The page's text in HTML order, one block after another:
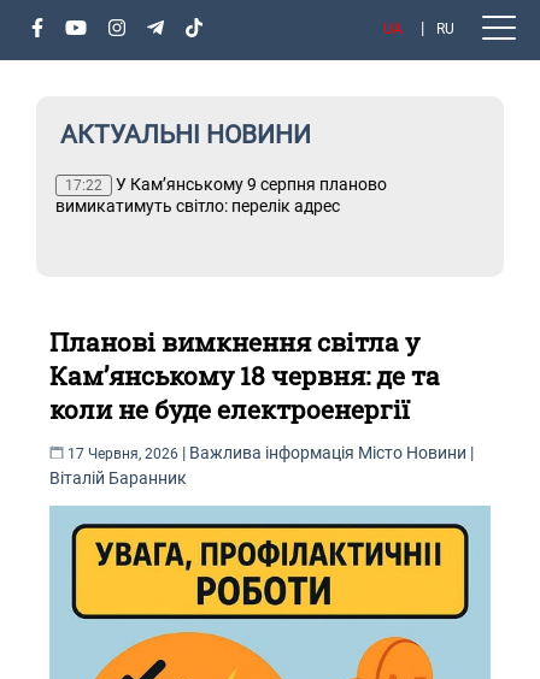
UA RU
АКТУАЛЬНІ НОВИНИ
17:22
У Кам’янському 9 серпня планово
вимикатимуть світло: перелік адрес
Планові вимкнення світла у
Кам’янському 18 червня: де та
коли не буде електроенергії
17 Червня, 2026 | Важлива інформація Місто Новини |
Віталій Баранник